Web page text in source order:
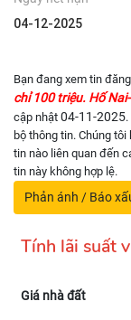
04-12-2025
Bạn đang xem tin đăng
chỉ 100 triệu. Hố
cập nhật 04-11-2025
bộ thông tin. Chúng
tin nào liên quan đến
tin này không hợp lệ.
Phản ánh / Báo
Tính lãi suất
Giá nhà đất